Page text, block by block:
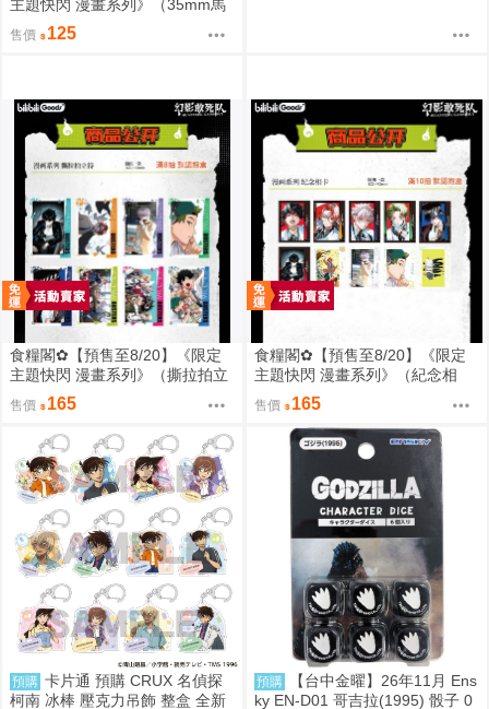
主題快閃 漫畫系列》（35mm馬
口鐵徽章）惡靈剋星／幻影敢死
隊／主題快閃／宍喰野虎落／是
售價 125
食糧閣✿【預售至8/20】《限定
主題快閃 漫畫系列》（撕拉拍立
得）惡靈剋星／幻影敢死隊／主
題快閃／宍喰野虎落／是岸遊人
／觀崎薰／多聞康太郎／壹宮昊
售價 165
食糧閣✿【預售至8/20】《限定
主題快閃 漫畫系列》（紀念相
卡）惡靈剋星／幻影敢死隊／主
題快閃／宍喰野虎落／是岸遊人
／觀崎薰／多聞康太郎／壹宮昊
售價 165
預購 卡片通 預購 CRUX 名偵探
柯南 冰棒 壓克力吊飾 整盒 全新
預購
【台中金曜】26年11月 Ens
ky EN-D01 哥吉拉(1995) 骰子 0